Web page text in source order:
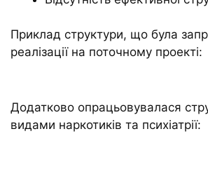
Приклад структури, що була
реалізації на поточному проекті:
Додатково опрацьовувалася
видами наркотиків та психіатрії: